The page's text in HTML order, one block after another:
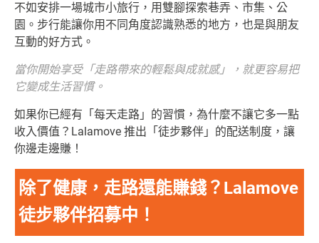
不如安排一場城市小旅行，用雙腳探索巷弄、市集、公
園。步行能讓你用不同角度認識熟悉的地方，也是與朋友
互動的好方式。
當你開始享受「走路帶來的輕鬆與成就感」，就更容易把
它變成生活習慣。
如果你已經有「每天走路」的習慣，為什麼不讓它多一點
收入價值？Lalamove 推出「徒步夥伴」的配送制度，讓
你邊走邊賺！
除了健康，走路還能賺錢？Lalamove
徒步夥伴招募中！